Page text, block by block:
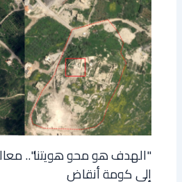
"الهدف هو محو هويتنا"..
إلى كومة أنقاض